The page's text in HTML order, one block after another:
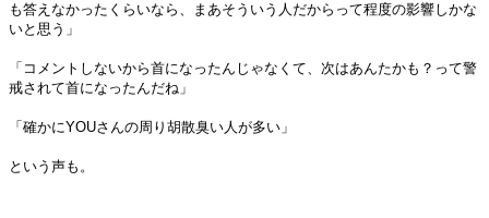
も答えなかったくらいなら、まあそういう人だからって程度の影響しかな
いと思う」
「コメントしないから首になったんじゃなくて、次はあんたかも？って警
戒されて首になったんだね」
「確かにYOUさんの周り胡散臭い人が多い」
という声も。